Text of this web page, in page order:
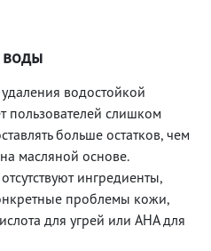
водостойкой
пользователей слишком
больше остатков, чем
масляной основе.
ингредиенты,
проблемы кожи,
для угрей или AHA для